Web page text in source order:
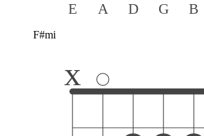
E A D G B
F#mi
x